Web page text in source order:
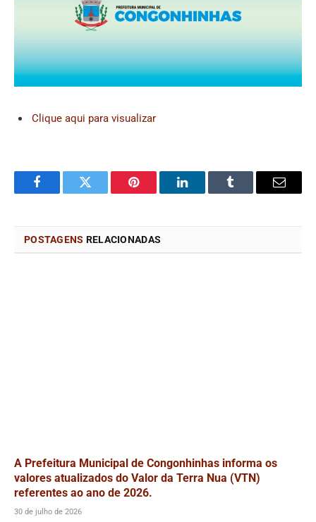
Clique aqui para visualizar
FacebookTwitter Pinterest LinkedInTumblr Email
POSTAGENS RELACIONADAS
A Prefeitura Municipal de Congonhinhas informa os
valores atualizados do Valor da Terra Nua (VTN)
referentes ao ano de 2026.
30 de julho de 2026